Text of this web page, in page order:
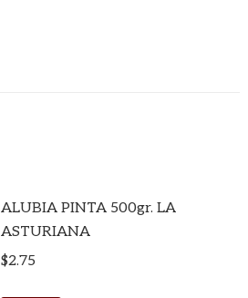
ALUBIA PINTA 500gr. LA
ASTURIANA
$2.75